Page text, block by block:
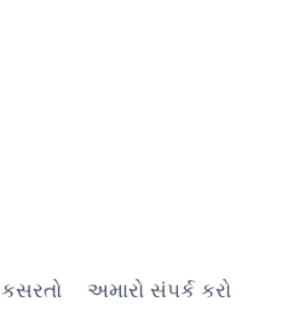
કસરતો અમારો સંપર્ક કરો